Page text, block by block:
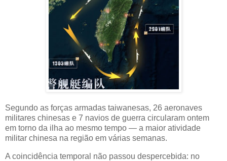
Segundo as forças armadas taiwanesas, 26 aeronaves
militares chinesas e 7 navios de guerra circularam ontem
em torno da ilha ao mesmo tempo — a maior atividade
militar chinesa na região em várias semanas.
A coincidência temporal não passou despercebida: no